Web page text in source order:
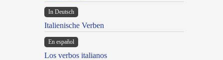
In Deutsch
Italienische Verben
En español
Los verbos italianos